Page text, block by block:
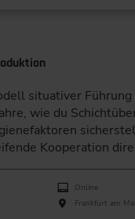
situativer
wie du
Kooperation
Veranstaltungsort
Online
Frankfurt am